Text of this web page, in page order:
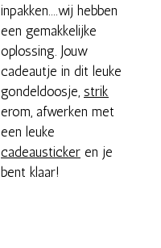
inpakken....wij hebben
een gemakkelijke
oplossing. Jouw
cadeautje in dit leuke
gondeldoosje, strik
erom, afwerken met
een leuke
cadeausticker en je
bent klaar!